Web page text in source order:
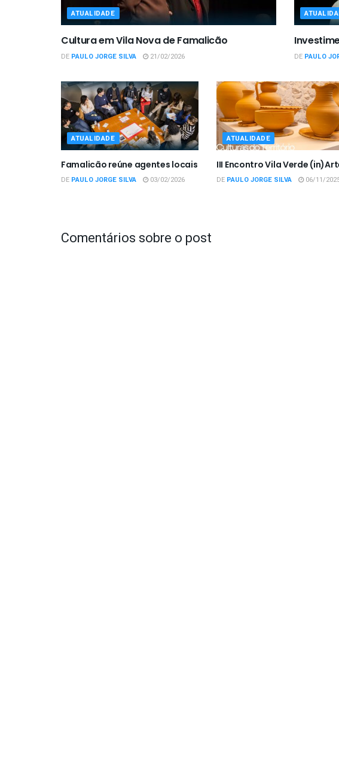
ATUALIDADE
Cultura em Vila Nova de Famalicão
DE PAULO JORGE SILVA 21/02/2026 DE PAULO
ATUALIDADE
Famalicão reúne agentes locais
DE PAULO JORGE SILVA 03/02/2026
ATUALIDADE
III Encontro Vila Verde
DE PAULO JORGE SILVA 06/11/
Comentários sobre o post